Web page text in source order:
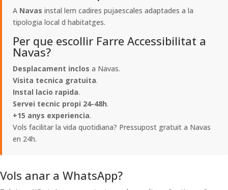
A Navas instal lem cadires pujaescales adaptades a la
tipologia local d habitatges.
Per que escollir Farre Accessibilitat a
Navas?
Desplacament inclos a Navas.
Visita tecnica gratuita.
Instal lacio rapida.
Servei tecnic propi 24-48h.
+15 anys experiencia.
Vols facilitar la vida quotidiana? Pressupost gratuit a Navas
en 24h.
Vols anar a WhatsApp?